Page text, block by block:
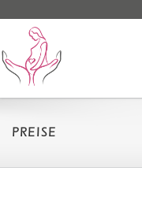
PREISE